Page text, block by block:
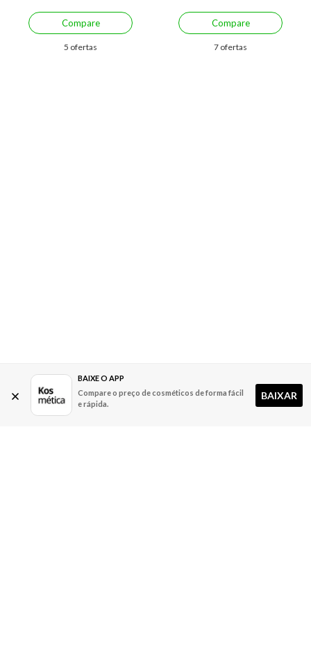
Compare
5 ofertas
Compare
7 ofertas
BAIXE O APP
Compare o preço de cosméticos de forma fácil
e rápida.
BAIXAR